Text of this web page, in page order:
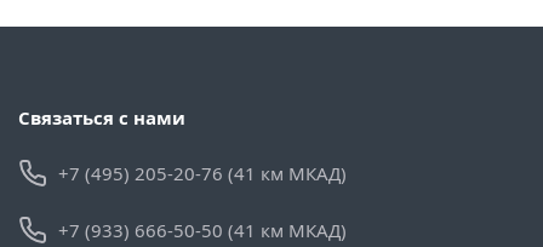
Связаться с нами
+7 (495) 205-20-76 (41 км МКАД)
+7 (933) 666-50-50 (41 км МКАД)